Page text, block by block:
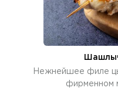
Нежнейшее филе
фирменном